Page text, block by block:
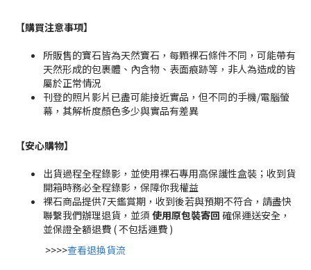
【購買注意事項】
所販售的寶石皆為天然寶石，每顆裸石條件不同，可能帶有
天然形成的包裹體、內含物、表面痕跡等，非人為造成的皆
屬於正常情況
刊登的照片影片已盡可能接近實品，但不同的手機/電腦螢
幕，其解析度顏色多少與實品有差異
【安心購物】
出貨過程全程錄影，並使用裸石專用高保護性盒裝；收到貨
開箱時務必全程錄影，保障你我權益
裸石商品提供7天鑑賞期，收到後若與預期不符合，請盡快
聯繫我們辦理退貨，並須 使用原包裝寄回 確保運送安全，
並保證全額退費 ( 不包括運費 )
>>>>查看退換貨流